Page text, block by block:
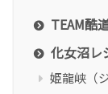
TEAM酷
化女沼レ
姫龍峡（